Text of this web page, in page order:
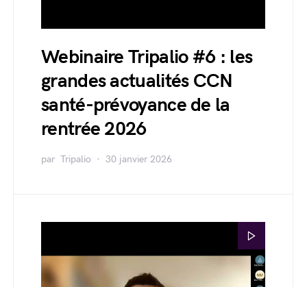
Webinaire Tripalio #6 : les
grandes actualités CCN
santé-prévoyance de la
rentrée 2026
par Tripalio 30 janvier 2026